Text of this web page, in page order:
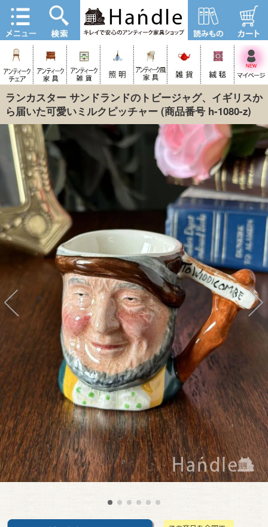
ランカスター サンドランドのトビージャグ、イギリスか
ら届いた可愛いミルクピッチャー(商品番号 h-1080-z)